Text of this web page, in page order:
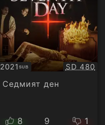
2021 SUB
Субтитри SD 480
Седмият ден
8 9 1